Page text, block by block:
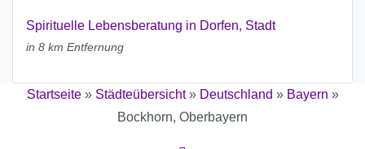
Spirituelle Lebensberatung in Dorfen, Stadt
in 8 km Entfernung
Startseite» Städteübersicht» Deutschland » Bayern »
Bockhorn, Oberbayern